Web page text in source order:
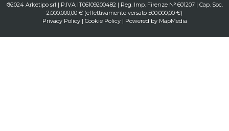
®2024 Arketipo srl | P.IVA IT06109200482 | Reg. Imp. Firenze N° 601207 | Cap. Soc.
2.000.000,00 € (effettivamente versato 500.000,00 €)
Privacy Policy| Cookie Policy| Powered by MapMedia